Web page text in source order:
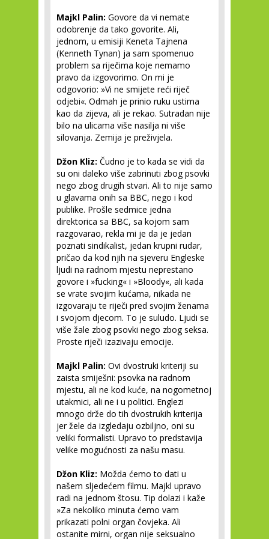
Majkl Palin: Govore da vi nemate
odobrenje da tako govorite. Ali,
jednom, u emisiji Keneta Tajnena
(Kenneth Tynan) ja sam spomenuo
problem sa riječima koje nemamo
pravo da izgovorimo. On mi je
odgovorio: »Vi ne smijete reći riječ
odjebi«. Odmah je prinio ruku ustima
kao da zijeva, ali je rekao. Sutradan nije
bilo na ulicama više nasilja ni više
silovanja. Zemija je preživjela.
Džon Kliz: Čudno je to kada se vidi da
su oni daleko više zabrinuti zbog psovki
nego zbog drugih stvari. Ali to nije samo
u glavama onih sa BBC, nego i kod
publike. Prošle sedmice jedna
direktorica sa BBC, sa kojom sam
razgovarao, rekla mi je da je jedan
poznati sindikalist, jedan krupni rudar,
pričao da kod njih na sjeveru Engleske
ljudi na radnom mjestu neprestano
govore i »fucking« i »Bloody«, ali kada
se vrate svojim kućama, nikada ne
izgovaraju te riječi pred svojim ženama
i svojom djecom. To je suludo. Ljudi se
više žale zbog psovki nego zbog seksa.
Proste riječi izazivaju emocije.
Majkl Palin: Ovi dvostruki kriteriji su
zaista smiješni: psovka na radnom
mjestu, ali ne kod kuće, na nogometnoj
utakmici, ali ne i u politici. Englezi
mnogo drže do tih dvostrukih kriterija
jer žele da izgledaju ozbiljno, oni su
veliki formalisti. Upravo to predstavija
velike mogućnosti za našu masu.
Džon Kliz: Možda ćemo to dati u
našem sljedećem filmu. Majkl upravo
radi na jednom štosu. Tip dolazi i kaže
»Za nekoliko minuta ćemo vam
prikazati polni organ čovjeka. Ali
ostanite mirni, organ nije seksualno